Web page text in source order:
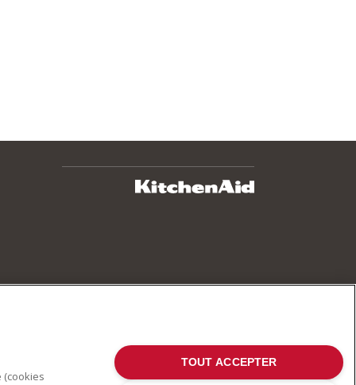
TOUT ACCEPTER